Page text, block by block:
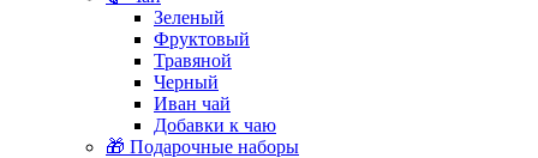
Зеленый
Фруктовый
Травяной
Черный
Иван чай
Добавки к чаю
🎁 Подарочные наборы